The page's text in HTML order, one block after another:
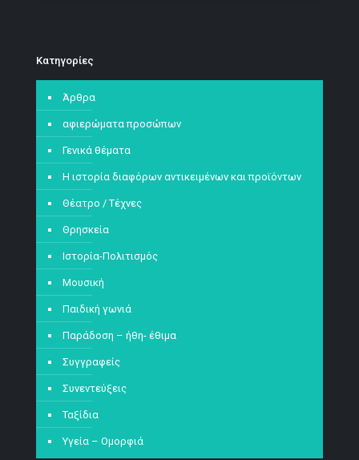
Kατηγορίες
Άρθρα
αφιερώματα προσώπων
Γενικά θέματα
Η ιστορία διαφόρων αντικειμένων και προϊόντων
Θέατρο / Τέχνες
Θρησκεία
Ιστορία-Πολιτισμός
Μουσική
Παιδική γωνιά
Παράδοση – ήθη- έθιμα
Συγγραφείς
Συνεντεύξεις
Ταξίδια
Υγεία – Ομορφιά